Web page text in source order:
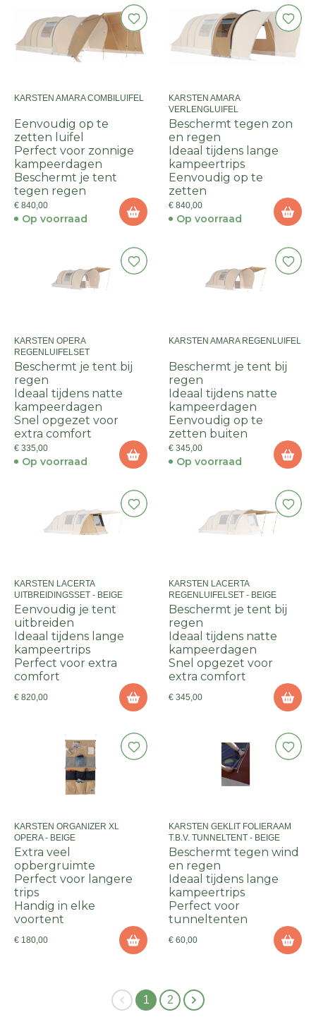
KARSTEN AMARA COMBILUIFEL
Eenvoudig op te
zetten luifel
Perfect voor zonnige
kampeerdagen
Beschermt je tent
tegen regen
€ 840,00
Op voorraad
KARSTEN AMARA
VERLENGLUIFEL
Beschermt tegen zon
en regen
Ideaal tijdens lange
kampeertrips
Eenvoudig op te
zetten
€ 840,00
Op voorraad
KARSTEN OPERA
REGENLUIFELSET
Beschermt je tent bij
regen
Ideaal tijdens natte
kampeerdagen
Snel opgezet voor
extra comfort
€ 335,00
Op voorraad
KARSTEN AMARA REGENLUIFEL
Beschermt je tent bij
regen
Ideaal tijdens natte
kampeerdagen
Eenvoudig op te
zetten buiten
€ 345,00
Op voorraad
KARSTEN LACERTA
UITBREIDINGSSET - BEIGE
Eenvoudig je tent
uitbreiden
Ideaal tijdens lange
kampeertrips
Perfect voor extra
comfort
€ 820,00
KARSTEN LACERTA
REGENLUIFELSET - BEIGE
Beschermt je tent bij
regen
Ideaal tijdens natte
kampeerdagen
Snel opgezet voor
extra comfort
€ 345,00
KARSTEN ORGANIZER XL
OPERA - BEIGE
Extra veel
opbergruimte
Perfect voor langere
trips
Handig in elke
voortent
€ 180,00
KARSTEN GEKLIT FOLIERAAM
T.B.V. TUNNELTENT - BEIGE
Beschermt tegen wind
en regen
Ideaal tijdens lange
kampeertrips
Perfect voor
tunneltenten
€ 60,00
1 2